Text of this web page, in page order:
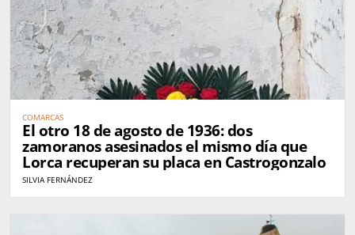
COMARCAS
El otro 18 de agosto de 1936: dos
zamoranos asesinados el mismo día que
Lorca recuperan su placa en Castrogonzalo
SILVIA FERNÁNDEZ